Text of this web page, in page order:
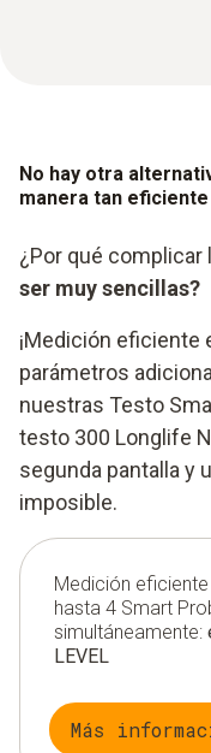
No hay otra
manera tan eficiente
¿Por qué
ser muy sencillas?
¡Medición eficiente
parámetros
nuestras Testo
testo 300 Longlife
segunda pantalla y
imposible.
Medición
hasta 4 Smart
simultáneamente:
LEVEL
Más